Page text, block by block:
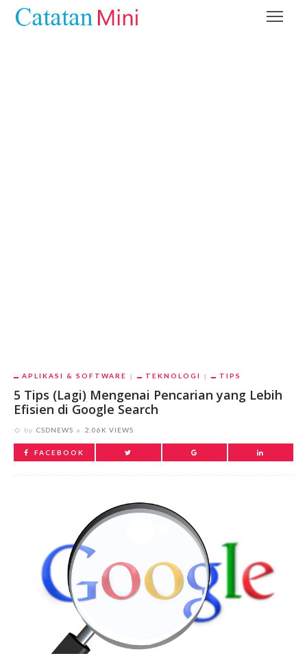
APLIKASI & SOFTWARE TEKNOLOGI TIPS
5 Tips (Lagi) Mengenai Pencarian yang Lebih
Efisien di Google Search
by CSDNEWS 2.06K VIEWS
FACEBOOK